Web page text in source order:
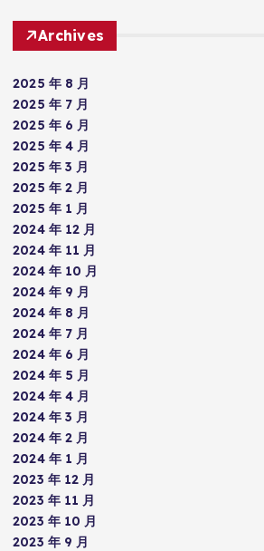
Archives
2025 年 8 月
2025 年 7 月
2025 年 6 月
2025 年 4 月
2025 年 3 月
2025 年 2 月
2025 年 1 月
2024 年 12 月
2024 年 11 月
2024 年 10 月
2024 年 9 月
2024 年 8 月
2024 年 7 月
2024 年 6 月
2024 年 5 月
2024 年 4 月
2024 年 3 月
2024 年 2 月
2024 年 1 月
2023 年 12 月
2023 年 11 月
2023 年 10 月
2023 年 9 月